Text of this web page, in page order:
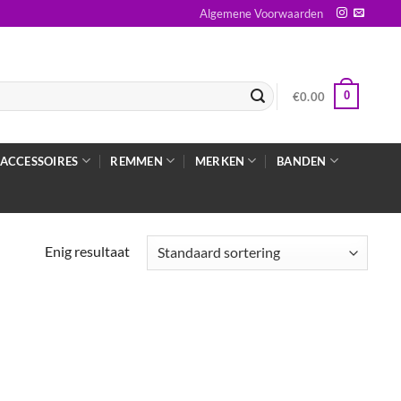
Algemene Voorwaarden
€0.00 0
ACCESSOIRES REMMEN MERKEN BANDEN
Enig resultaat